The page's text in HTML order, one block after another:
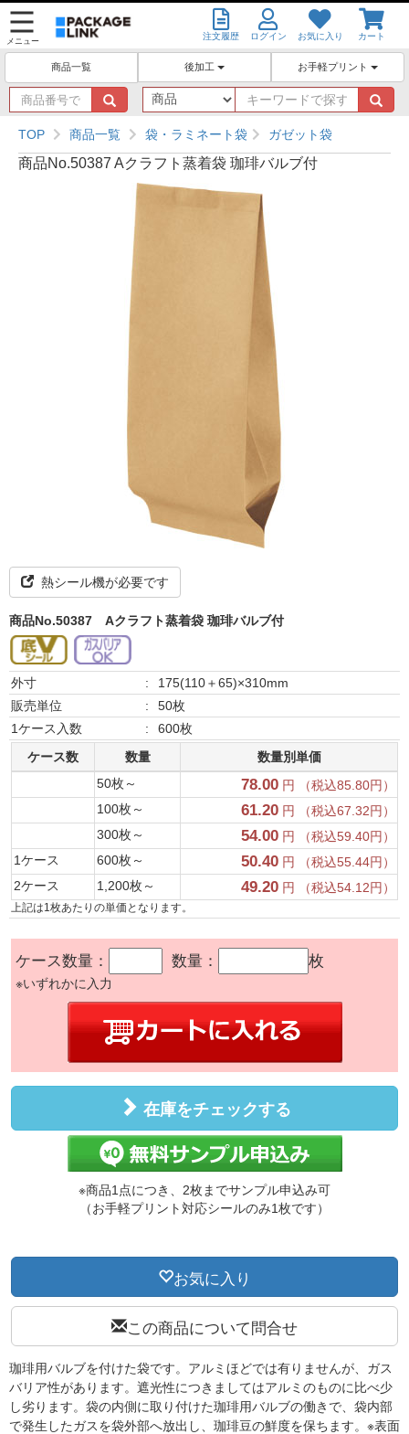
メニュー 注文履歴 ログイン お気に入り カート
商品一覧 後加工 お手軽プリント
商
品
番
号
で
キ
ー
ワ
ー
ド
TOP 商品一覧 袋・ラミネート袋 ガゼット袋
商品No.50387 Aクラフト蒸着袋 珈琲バルブ付
熱シール機が必要です
商品No.50387 Aクラフト蒸着袋 珈琲バルブ付
外寸 :
175(110＋65)×310mm
販売単位
:
50枚
1ケース入数
:
600枚
ケース数
数量
数量別単価
50枚～
78.00 円 （税込85.80円）
100枚～
61.20 円 （税込67.32円）
300枚～
54.00 円 （税込59.40円）
1ケース
600枚～ 50.40 円 （税込55.44円）
2ケース
1,200枚～ 49.20 円 （税込54.12円）
上記は1枚あたりの単価となります。
ケース数量： 数量： 枚
※いずれかに入力
在庫をチェックする
※商品1点につき、2枚までサンプル申込み可
（お手軽プリント対応シールのみ1枚です）
お気に入り
この商品について問合せ
珈琲用バルブを付けた袋です。アルミほどでは有りませんが、ガス
バリア性があります。遮光性につきましてはアルミのものに比べ少
し劣ります。袋の内側に取り付けた珈琲用バルブの働きで、袋内部
で発生したガスを袋外部へ放出し、珈琲豆の鮮度を保ちます。※表面